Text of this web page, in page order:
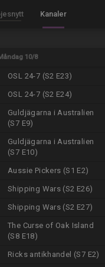
Kanaler
10/8
OSL 24-7 (S2 E23)
OSL 24-7 (S2 E24)
Guldjägarna i Australien
(S7 E9)
Guldjägarna i Australien
(S7 E10)
Aussie Pickers (S1 E2)
Shipping Wars (S2 E26)
Shipping Wars (S2 E27)
The Curse of Oak Island
(S8 E18)
Ricks antikhandel (S7 E2)